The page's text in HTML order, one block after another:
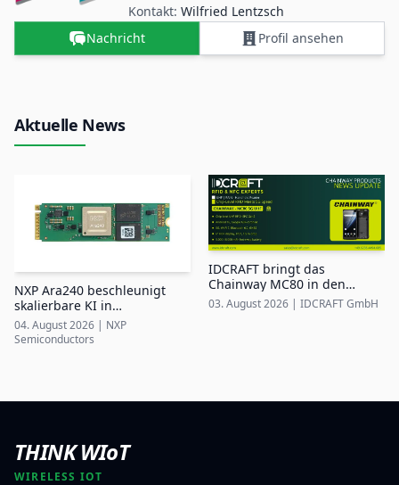
Kontakt: Wilfried Lentzsch
Nachricht
Profil ansehen
Aktuelle News
NXP Ara240 beschleunigt
skalierbare KI in
industriellen Edge-Systemen
04. August 2026 | NXP
Semiconductors
IDCRAFT bringt das
Chainway MC80 in den
DACH-Markt
03. August 2026 | IDCRAFT GmbH
THINK WIoT
WIRELESS IOT